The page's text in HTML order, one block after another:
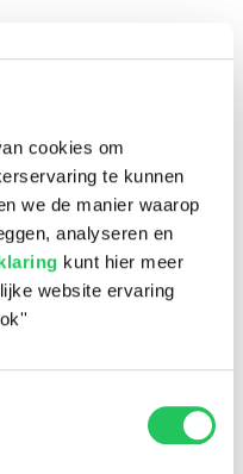
cookies om
te kunnen
we de manier waarop
analyseren en
kunt hier meer
website ervaring